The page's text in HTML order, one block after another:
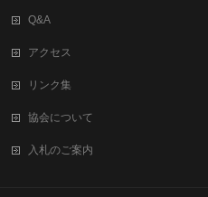
Q&A
アクセス
リンク集
協会について
入札のご案内